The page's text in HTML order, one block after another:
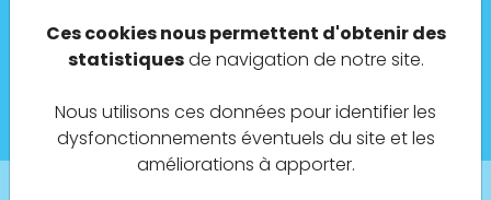
Juin 2023
Ouverture d'un Point S GLASS à MACON (71)
Ces cookies nous permettent d'obtenir des
statistiquesde navigation de notre site.
Nous utilisons ces données pour identifier les
dysfonctionnements éventuels du site et les
améliorations à apporter.